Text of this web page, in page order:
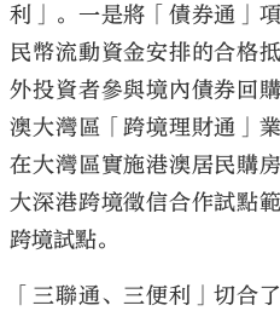
利」。一是將「債券通」
民幣流動資金安排的合格
外投資者參與境內債券回
澳大灣區「跨境理財通」
在大灣區實施港澳居民購
大深港跨境徵信合作試點
跨境試點。
「三聯通、三便利」切合